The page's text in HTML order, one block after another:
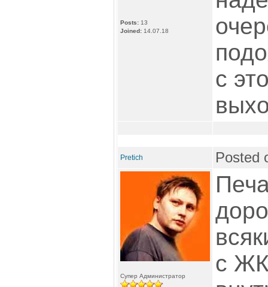
Posts: 13
Joined: 14.07.18
с
Pretich Posted
Супер Администратор
с